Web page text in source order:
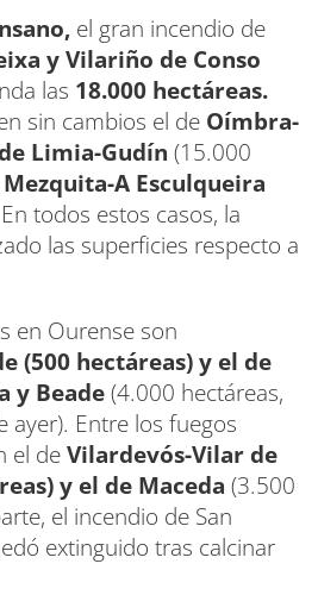
el gran incendio de
y Vilariño de Conso
las 18.000 hectáreas.
sin cambios el de Oímbra-
Limia-Gudín (15.000
A Esculqueira
todos estos casos, la
las superficies respecto a
en Ourense son
(500 hectáreas) y el de
y Beade(4.000 hectáreas,
ayer). Entre los fuegos
el deVilardevós-Vilar de
y el de Maceda (3.500
el incendio de San
extinguido tras calcinar